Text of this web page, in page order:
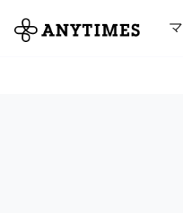
全て